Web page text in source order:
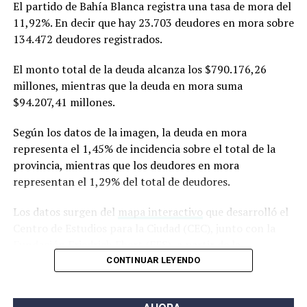
National Academy of Sciences),una de las revistas
científicas de mayor prestigio internacional. Editada por
la Academia Nacional de Ciencias de los Estados Unidos,
suele incluir investigaciones de alto impacto y ubicadas
en la frontera de los avances científicos.
El partido de Bahía Blanca registra una tasa de mora del
11,92%. En decir que hay 23.703 deudores en mora sobre
134.472 deudores registrados.
El monto total de la deuda alcanza los $790.176,26
millones, mientras que la deuda en mora suma
$94.207,41 millones.
Según los datos de la imagen, la deuda en mora
representa el 1,45% de incidencia sobre el total de la
provincia, mientras que los deudores en mora
representan el 1,29% del total de deudores.
Los datos surgen del mapa interactivo que desarrolló el
información de la Central de Deudores del Banco
CONTINUAR LEYENDO